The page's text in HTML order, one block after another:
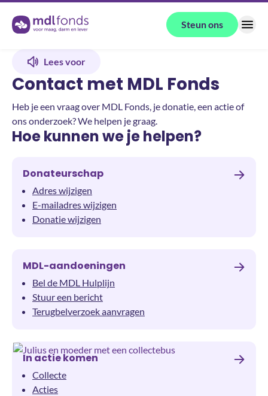
Terug naar de homepage Steun ons
Lees voor
Contact met MDL Fonds
Heb je een vraag over MDL Fonds, je donatie, een actie of
ons onderzoek? We helpen je graag.
Hoe kunnen we je helpen?
Donateurschap
Adres wijzigen
E-mailadres wijzigen
Donatie wijzigen
MDL-aandoeningen
Bel de MDL Hulplijn
Stuur een bericht
Terugbelverzoek aanvragen
In actie komen
Collecte
Acties